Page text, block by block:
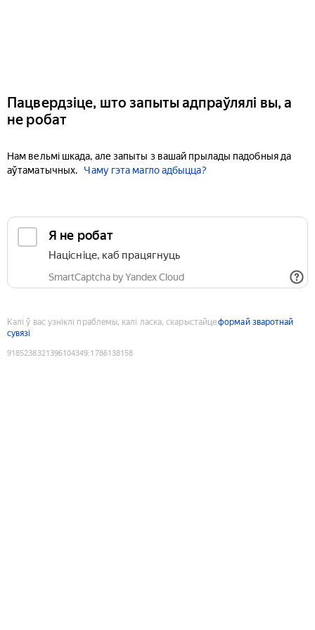
Пацвердзіце, што запыты адпраўлялі вы, а
не робат
Нам вельмі шкада, але запыты з вашай прылады падобныя да
аўтаматычных.
Чаму гэта магло адбыцца?
Я не робат
Націсніце, каб працягнуць
SmartCaptcha by Yandex Cloud
Калі ў вас узніклі праблемы, калі ласка, скарыстайцеформай зваротнай
сувязі
9185238321396104349:1786138158